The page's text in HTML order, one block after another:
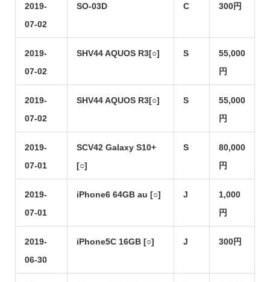
2019-
07-02
SO-03D C 300円
2019-
07-02
SHV44 AQUOS R3[○] S
55,000
円
2019-
07-02
SHV44 AQUOS R3[○] S
55,000
円
2019-
07-01
SCV42 Galaxy S10+
[○]
S
80,000
円
2019-
07-01
iPhone6 64GB au [○] J
1,000
円
2019-
06-30
iPhone5C 16GB [○] J 300円